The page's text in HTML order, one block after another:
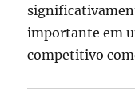
importante em
competitivo